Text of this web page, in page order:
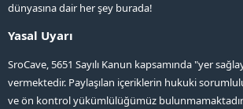
dünyasına dair her şey burada!
Yasal Uyarı
SroCave, 5651 Sayılı Kanun kapsamında "yer
vermektedir. Paylaşılan içeriklerin hukuki
ve ön kontrol yükümlülüğümüz